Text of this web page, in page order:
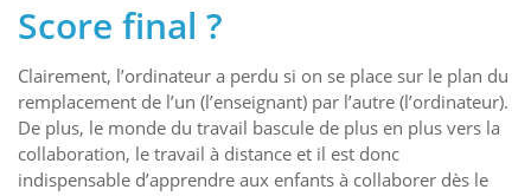
Score final ?
Clairement, l’ordinateur a perdu si on se place sur le plan du
remplacement de l’un (l’enseignant) par l’autre (l’ordinateur).
De plus, le monde du travail bascule de plus en plus vers la
collaboration, le travail à distance et il est donc
indispensable d’apprendre aux enfants à collaborer dès le